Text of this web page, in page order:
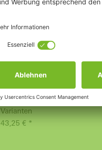
Filterpatrone
Filterklasse F7,
Lüftungssystem VentoTherm
Standard, Comfort, LON-
Varianten
43,25 € *